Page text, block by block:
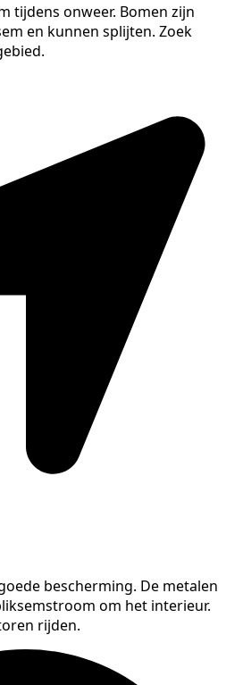
tijdens onweer. Bomen zijn
en kunnen splijten. Zoek
bescherming. De metalen
om het interieur.
rijden.